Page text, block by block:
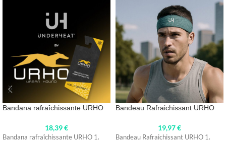
Bandana rafraîchissante URHO
18,39€
Bandana rafraîchissante URHO 1.
Bandeau Rafraichissant URHO
19,97€
Bandeau Rafraichissant URHO 1.